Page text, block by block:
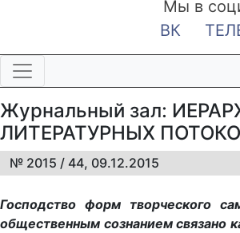
Мы в
ВК
Журнальный зал:
ЛИТЕРАТУРНЫХ
№ 2015 / 44, 09.12.2015
Господство форм творческого
общественным сознанием связано